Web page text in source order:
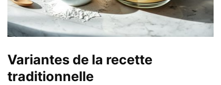
Variantes de la recette
traditionnelle